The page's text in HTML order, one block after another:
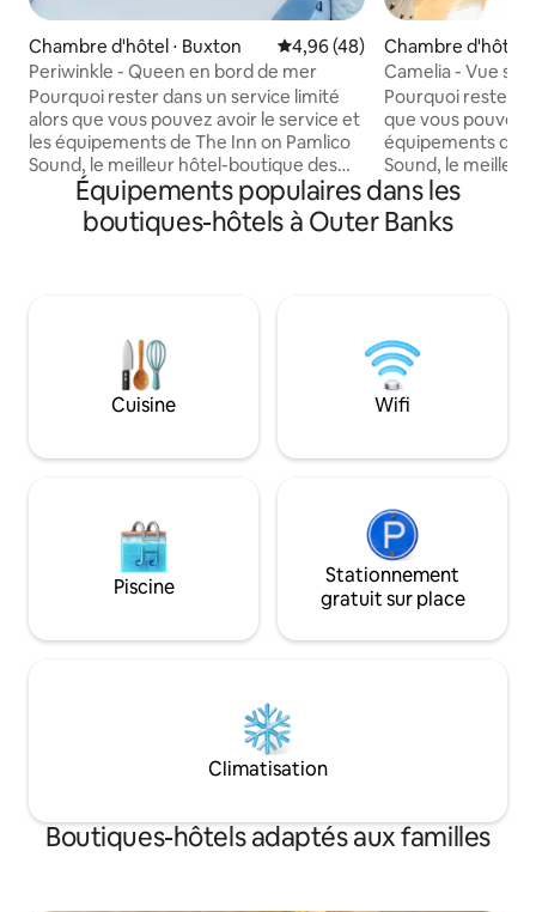
Chambre d'hôtel ⋅ Buxton Évaluation moyenne sur la
4,96 (48)
Periwinkle - Queen en bord de mer
Pourquoi rester dans un service limité
alors que vous pouvez avoir le service et
les équipements de The Inn on Pamlico
Sound, le meilleur hôtel-boutique des
Outer Banks ? Décorée dans un joli bleu
et blanc pervenche, Periwinkle est
située dans le bâtiment Ouest, au coin
Periwinkle est considérée comme l'une
de nos chambres les plus romantiques
avec lit Queen Size, plafonds voûtés,
plancher de bois franc, salle de bain
bascule. ÉGALEMENT INCLUS Petit-
l'après-midi Paniers de collations et bols
de fruits frais Produits de bain Gilcrest &
Soames Peignoirs pour les voyageurs
planches de paddle Vélos et casques
Ordinateur/imprimante invité Foyers et
approvisionnement en bois Jeux de fer à
cheval et de cornhole Bibliothèque et
Chambre d'hôtel
Camelia - Vue sur
Pourquoi rester
que vous pouvez
équipements de
Sound, le
Banks? Camélia dispose d'un lit king size,
d'un canapé-lit
parquets en
terrasse d'angle
orientée vers
avec carrelage
baignoire à
déjeuner gastronomique
Service de café
boulangerie
réfrigérateurs à
fruits frais
Products
planches de paddle Vélos et
Équipements populaires dans les
boutiques-hôtels à Outer Banks
Cuisine Wifi
Piscine
Stationnement
gratuit sur place
Climatisation
Boutiques-hôtels adaptés aux familles